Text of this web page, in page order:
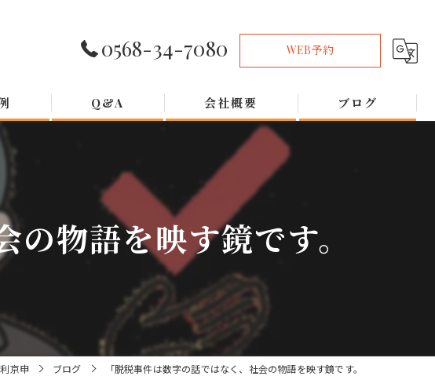
0568-34-7080 WEB予約
Q&A 会社概要 ブログ
の物語を映す鏡です。
京申 ブログ 「脱税事件は数字の話ではなく、社会の物語を映す鏡です。